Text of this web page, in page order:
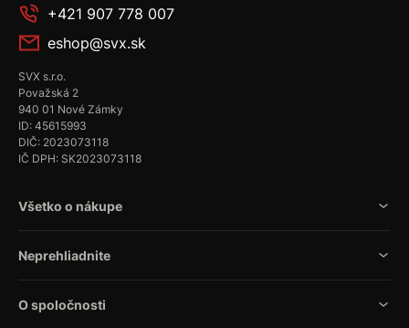
+421 907 778 007
eshop@svx.sk
SVX s.r.o.
Považská 2
940 01 Nové Zámky
ID: 45615993
DIČ: 2023073118
IČ DPH: SK2023073118
Všetko o nákupe
Neprehliadnite
O spoločnosti